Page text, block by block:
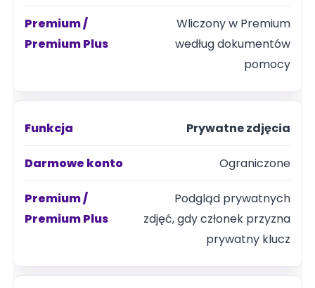
Wliczony w Premium
według dokumentów
pomocy
Prywatne zdjęcia
Ograniczone
Podgląd prywatnych
zdjęć, gdy członek przyzna
prywatny klucz